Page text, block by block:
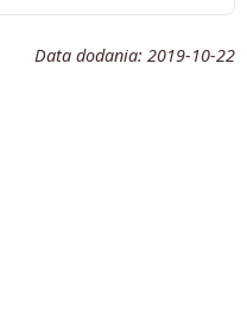
Data dodania: 2019-10-22